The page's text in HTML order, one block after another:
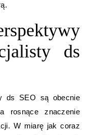
ds
ds SEO są obecnie
rosnące znaczenie
W miarę jak coraz